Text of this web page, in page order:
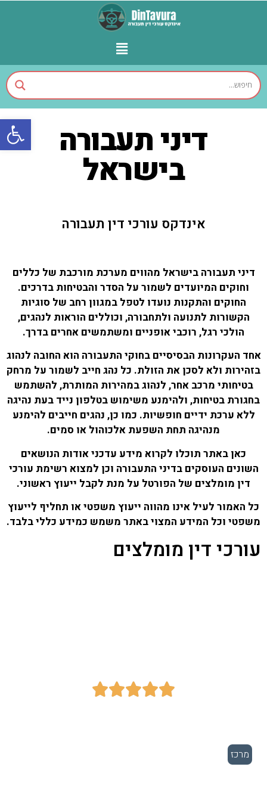
דיני תעבורה
בישראל
אינדקס עורכי דין תעבורה
דיני תעבורה בישראל מהווים מערכת מורכבת של כללים
וחוקים המיועדים לשמור על הסדר והבטיחות בדרכים.
החוקים והתקנות נועדו לטפל במגוון רחב של סוגיות
הקשורות לתנועה ולתחבורה, וכוללים הוראות לנהגים,
הולכי רגל, רוכבי אופניים ומשתמשים אחרים בדרך.
אחד העקרונות הבסיסיים בחוקי התעבורה הוא החובה לנהוג
בזהירות ולא לסכן את הזולת. כל נהג חייב לשמור על מרחק
בטיחותי מרכב אחר, לנהוג במהירות המותרת, להשתמש
בחגורת בטיחות, ולהימנע משימוש בטלפון נייד בעת נהיגה
ללא ערכת ידיים חופשיות. כמו כן, נהגים חייבים להימנע
מנהיגה תחת השפעת אלכוהול או סמים.
כאן באתר תוכלו לקרוא מידע עדכני אודות הנושאים
השונים העוסקים בדיני התעבורה וכן למצוא רשימת עורכי
דין מומלצים של הפורטל על מנת לקבל ייעוץ ראשוני.
כל האמור לעיל אינו מהווה ייעוץ משפטי או תחליף לייעוץ
משפטי וכל המידע המצוי באתר משמש כמידע כללי בלבד.
עורכי דין מומלצים





מרכז